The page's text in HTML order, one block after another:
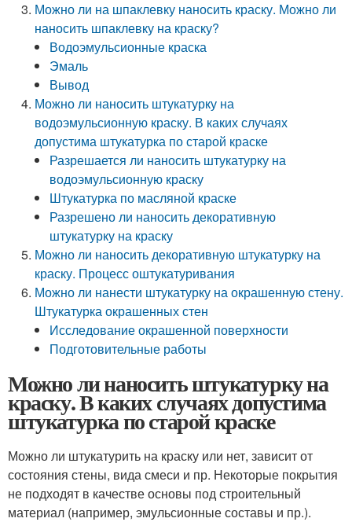
Можно ли на шпаклевку наносить краску. Можно ли
наносить шпаклевку на краску?
Водоэмульсионные краска
Эмаль
Вывод
Можно ли наносить штукатурку на
водоэмульсионную краску. В каких случаях
допустима штукатурка по старой краске
Разрешается ли наносить штукатурку на
водоэмульсионную краску
Штукатурка по масляной краске
Разрешено ли наносить декоративную
штукатурку на краску
Можно ли наносить декоративную штукатурку на
краску. Процесс оштукатуривания
Можно ли нанести штукатурку на окрашенную стену.
Штукатурка окрашенных стен
Исследование окрашенной поверхности
Подготовительные работы
Можно ли наносить штукатурку на
краску. В каких случаях допустима
штукатурка по старой краске
Можно ли штукатурить на краску или нет, зависит от
состояния стены, вида смеси и пр. Некоторые покрытия
не подходят в качестве основы под строительный
материал (например, эмульсионные составы и пр.).